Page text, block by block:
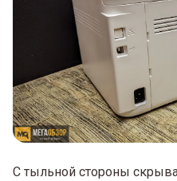
С тыльной стороны